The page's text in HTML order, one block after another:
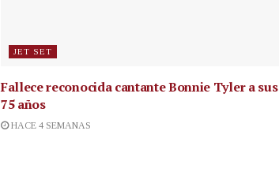
JET SET
Fallece reconocida cantanteBonnie Tyler a sus
75 años
HACE 4 SEMANAS